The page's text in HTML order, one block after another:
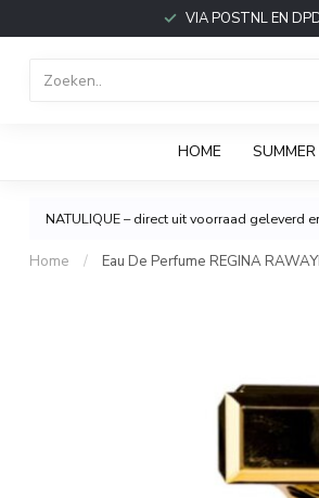
VIA POSTNL EN
HOME
NATULIQUE – direct uit voorraad
Home / Eau De Perfume REGINA